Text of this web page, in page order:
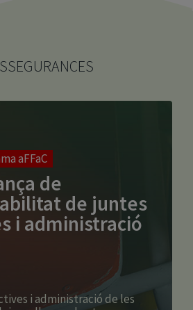
aFFaC
de
de juntes
i administració
i administració de les